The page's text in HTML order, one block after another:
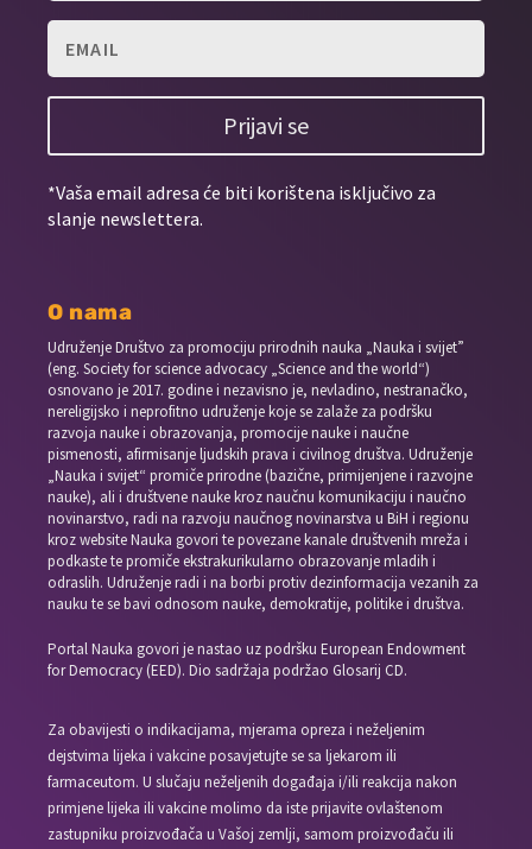
Prijavi se
*Vaša email adresa će biti korištena isključivo za
slanje newslettera.
O nama
Udruženje Društvo za promociju prirodnih nauka „Nauka i svijet”
(eng. Society for science advocacy „Science and the world“)
osnovano je 2017. godine i nezavisno je, nevladino, nestranačko,
nereligijsko i neprofitno udruženje koje se zalaže za podršku
razvoja nauke i obrazovanja, promocije nauke i naučne
pismenosti, afirmisanje ljudskih prava i civilnog društva. Udruženje
„Nauka i svijet“ promiče prirodne (bazične, primijenjene i razvojne
nauke), ali i društvene nauke kroz naučnu komunikaciju i naučno
novinarstvo, radi na razvoju naučnog novinarstva u BiH i regionu
kroz website Nauka govori te povezane kanale društvenih mreža i
podkaste te promiče ekstrakurikularno obrazovanje mladih i
odraslih. Udruženje radi i na borbi protiv dezinformacija vezanih za
nauku te se bavi odnosom nauke, demokratije, politike i društva.
Portal Nauka govori je nastao uz podršku European Endowment
for Democracy (EED). Dio sadržaja podržao Glosarij CD.
Za obavijesti o indikacijama, mjerama opreza i neželjenim
dejstvima lijeka i vakcine posavjetujte se sa ljekarom ili
farmaceutom. U slučaju neželjenih događaja i/ili reakcija nakon
primjene lijeka ili vakcine molimo da iste prijavite ovlaštenom
zastupniku proizvođača u Vašoj zemlji, samom proizvođaču ili